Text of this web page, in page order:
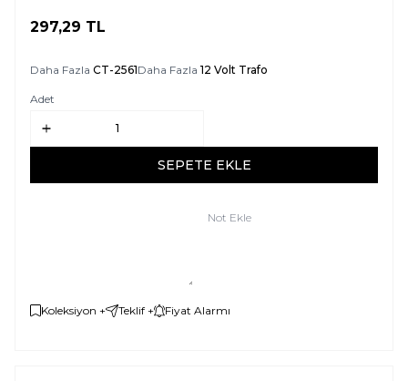
297,29 TL
Daha Fazla CT-2561Daha Fazla 12 Volt Trafo
Adet
SEPETE EKLE
Not Ekle
Koleksiyon + Teklif + Fiyat Alarmı